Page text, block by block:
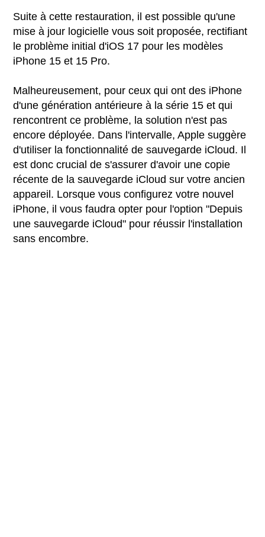
Suite à cette restauration, il est possible qu'une
mise à jour logicielle vous soit proposée, rectifiant
le problème initial d'iOS 17 pour les modèles
iPhone 15 et 15 Pro.
Malheureusement, pour ceux qui ont des iPhone
d'une génération antérieure à la série 15 et qui
rencontrent ce problème, la solution n'est pas
encore déployée. Dans l'intervalle, Apple suggère
d'utiliser la fonctionnalité de sauvegarde iCloud. Il
est donc crucial de s'assurer d'avoir une copie
récente de la sauvegarde iCloud sur votre ancien
appareil. Lorsque vous configurez votre nouvel
iPhone, il vous faudra opter pour l'option "Depuis
une sauvegarde iCloud" pour réussir l'installation
sans encombre.